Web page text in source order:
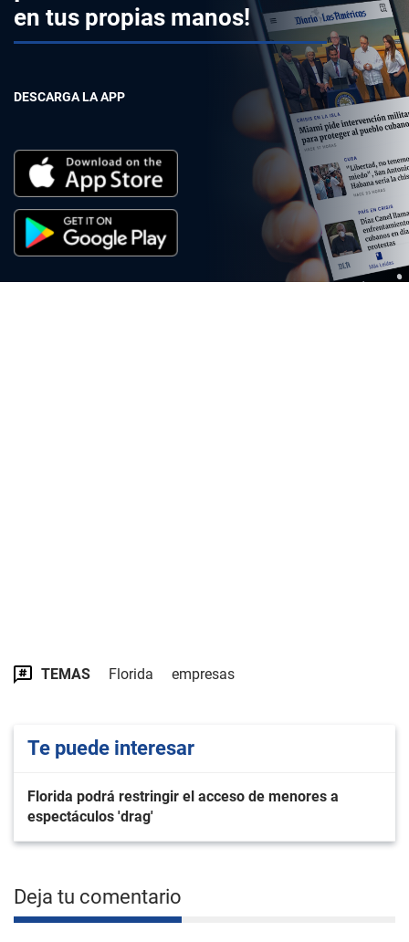
en tus propias manos!
DESCARGA LA APP
TEMAS Florida empresas
Te puede interesar
Florida podrá restringir el acceso de menores a
espectáculos 'drag'
Deja tu comentario